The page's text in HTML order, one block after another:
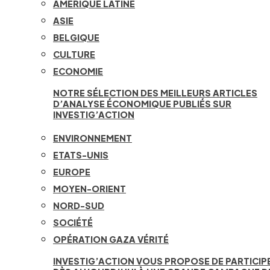
AMÉRIQUE LATINE
ASIE
BELGIQUE
CULTURE
ECONOMIE
NOTRE SÉLECTION DES MEILLEURS ARTICLES
D’ANALYSE ÉCONOMIQUE PUBLIÉS SUR
INVESTIG’ACTION
ENVIRONNEMENT
ETATS-UNIS
EUROPE
MOYEN-ORIENT
NORD-SUD
SOCIÉTÉ
OPÉRATION GAZA VÉRITÉ
INVESTIG’ACTION VOUS PROPOSE DE